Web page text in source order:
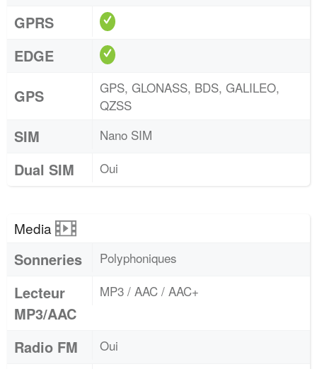
GPRS
EDGE
GPS
GPS, GLONASS, BDS, GALILEO,
QZSS
SIM Nano SIM
Dual SIM Oui
Media
Sonneries Polyphoniques
Lecteur
MP3/AAC
MP3 / AAC / AAC+
Radio FM Oui